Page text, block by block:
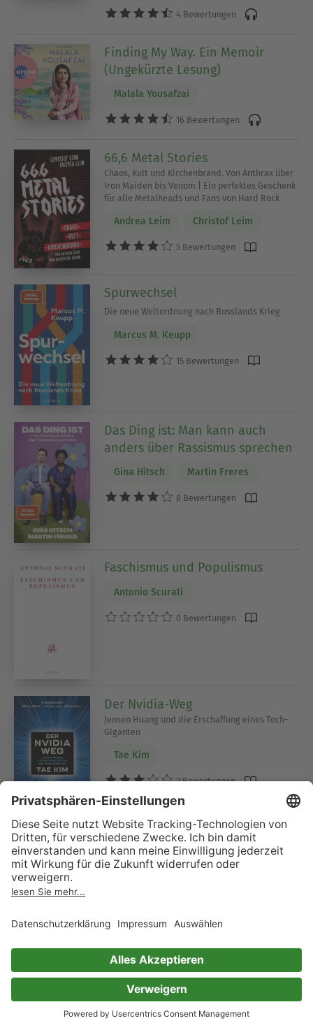
4 Bewertungen
Finding My Way. Ein Memoir
(Ungekürzte Lesung)
Malala Yousafzai
16 Bewertungen
66,6 Metal Stories
Chaos, Kult und Kirchenbrand. Von Anthrax über
Iron Maiden bis Venom | Ein perfektes Geschenk
für alle Metalheads und Fans von Hard Rock
Andrea Leim Christof Leim
5 Bewertungen
Spurwechsel
Die neue Weltordnung nach Russlands Krieg
Marcus M. Keupp
15 Bewertungen
Das Ding ist: Man kann auch
anders über Rassismus sprechen
Gina Hitsch Martin Freres
8 Bewertungen
Faschismus und Populismus
Antonio Scurati
0 Bewertungen
Der Nvidia-Weg
Jensen Huang und die Erschaffung eines Tech-
Giganten
Tae Kim
2 Bewertungen
Unternehmensethik: Macht,
Maßlosigkeit, Moral
Einsichten zum Zusammenspiel von Wirtschaft
0 Bewertungen
Bildökologie
Michael Klipphahn-Karge